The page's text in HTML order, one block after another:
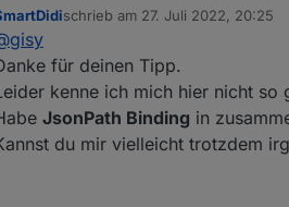
Curl ist ein
Der String, der zurückgegeben
Bestimmt auch bei IOBroker.
Oder habe ich das Problem nicht
schrieb am 27. Juli 2022, 20:25
zuletzt editiert von
gisy
für deinen Tipp.
kenne ich mich hier nicht so
JsonPath Binding in
du mir vielleicht trotzdem